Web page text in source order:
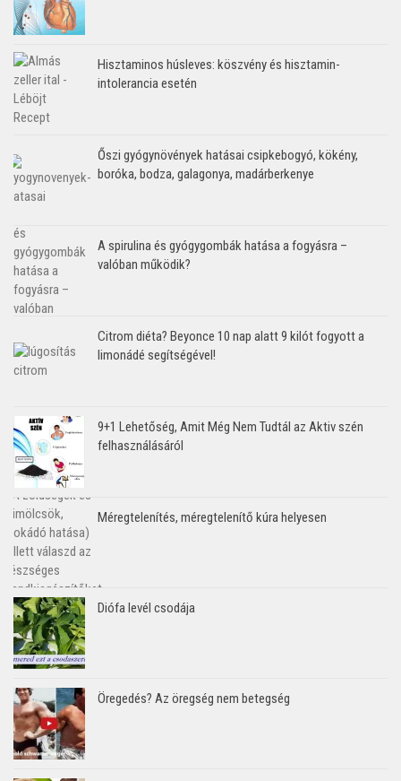
Hisztaminos húsleves: köszvény és hisztamin-
intolerancia esetén
Őszi gyógynövények hatásai csipkebogyó, kökény,
boróka, bodza, galagonya, madárberkenye
A spirulina és gyógygombák hatása a fogyásra –
valóban működik?
Citrom diéta? Beyonce 10 nap alatt 9 kilót fogyott a
limonádé segítségével!
9+1 Lehetőség, Amit Még Nem Tudtál az Aktiv szén
felhasználásáról
Méregtelenítés, méregtelenítő kúra helyesen
Diófa levél csodája
Öregedés? Az öregség nem betegség